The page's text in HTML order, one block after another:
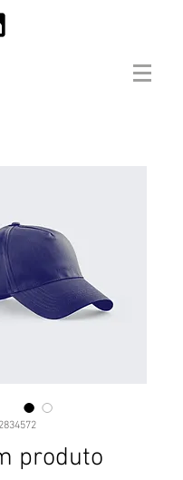
produto